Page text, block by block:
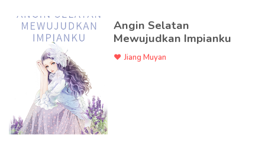
Angin Selatan
Mewujudkan Impianku
Jiang Muyan